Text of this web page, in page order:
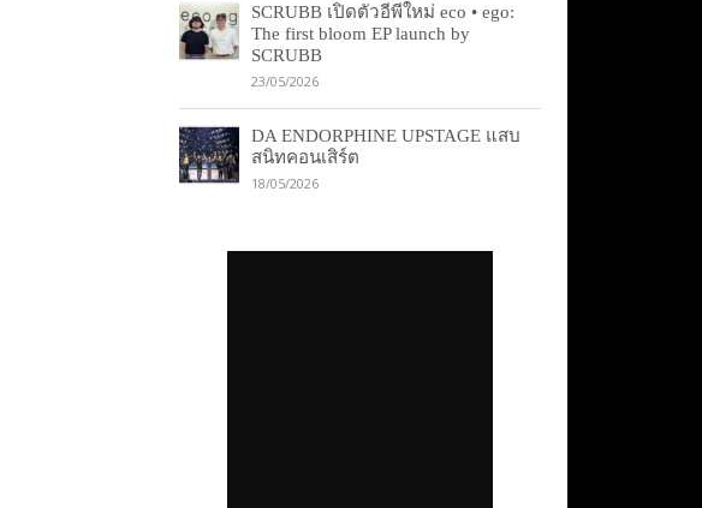
SCRUBB เปิดตัวอีพีใหม่ eco • ego:
The first bloom EP launch by
SCRUBB
23/05/2026
DA ENDORPHINE UPSTAGE แสบ
สนิทคอนเสิร์ต
18/05/2026